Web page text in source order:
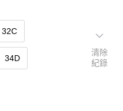
32C
34D
清除
紀錄